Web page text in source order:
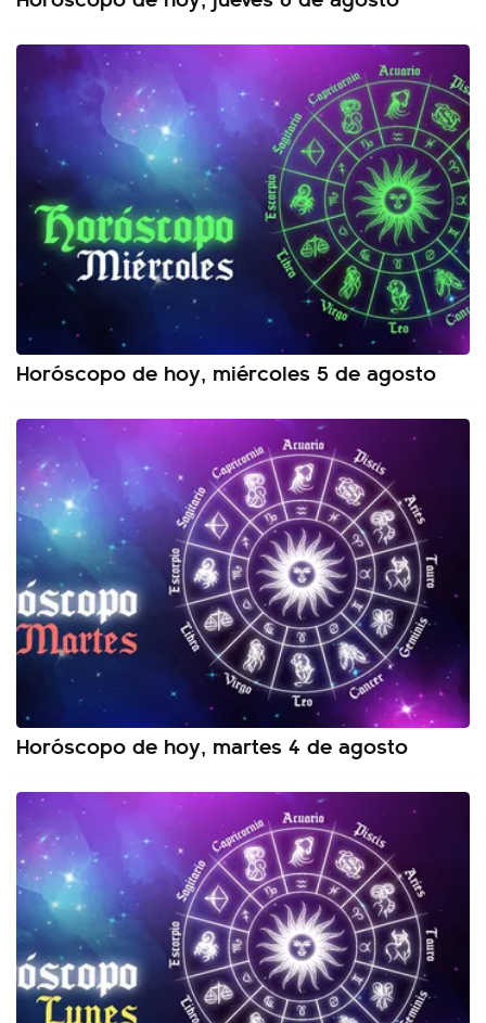
Horóscopo de hoy, miércoles 5 de agosto
Horóscopo de hoy, martes 4 de agosto